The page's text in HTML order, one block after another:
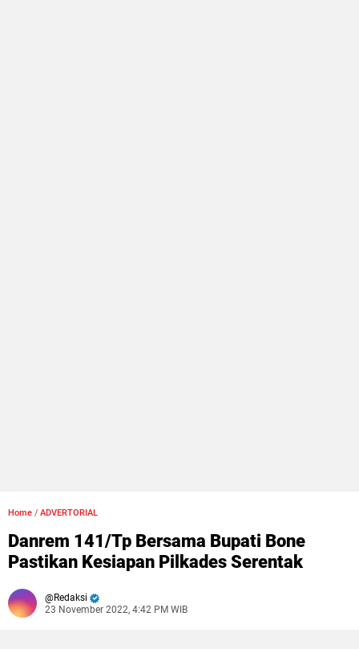
Home / ADVERTORIAL
Danrem 141/Tp Bersama Bupati Bone
Pastikan Kesiapan Pilkades Serentak
Redaksi
23 November 2022, 4:42 PM WIB